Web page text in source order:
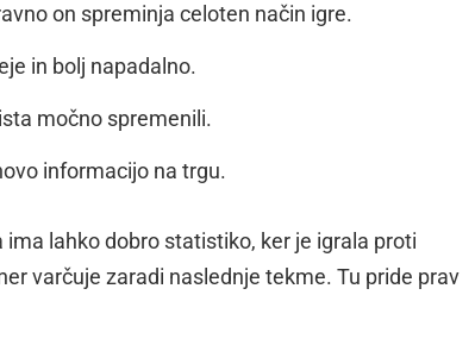
on spreminja celoten način igre.
in bolj napadalno.
močno spremenili.
informacijo na trgu.
ima lahko dobro statistiko, ker je igrala proti
varčuje zaradi naslednje tekme. Tu pride prav